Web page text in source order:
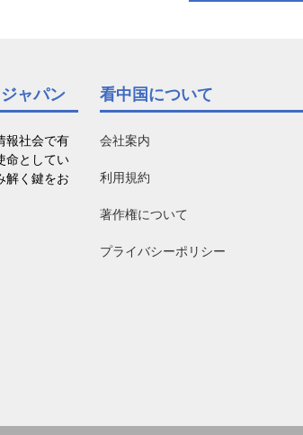
ャパン
報社会で有
命としてい
解く鍵をお
看中国について
会社案内
利用規約
著作権について
プライバシーポリシー